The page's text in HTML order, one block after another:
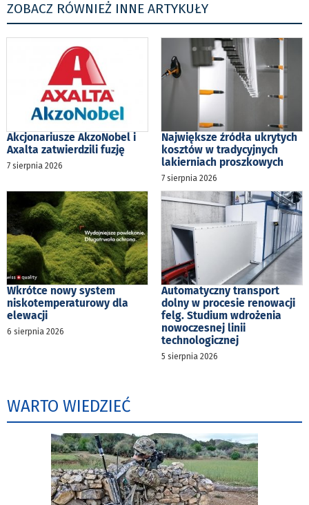
ZOBACZ RÓWNIEŻ INNE ARTYKUŁY
Akcjonariusze AkzoNobel i
Axalta zatwierdzili fuzję
7 sierpnia 2026
Największe źródła ukrytych
kosztów w tradycyjnych
lakierniach proszkowych
7 sierpnia 2026
Wkrótce nowy system
niskotemperaturowy dla
elewacji
6 sierpnia 2026
Automatyczny transport
dolny w procesie renowacji
felg. Studium wdrożenia
nowoczesnej linii
technologicznej
5 sierpnia 2026
WARTO WIEDZIEĆ